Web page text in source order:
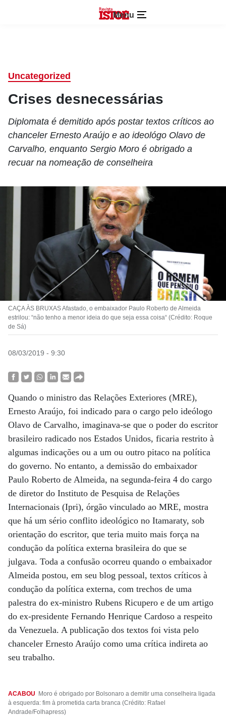
Menu
Uncategorized
Crises desnecessárias
Diplomata é demitido após postar textos críticos ao
chanceler Ernesto Araújo e ao ideológo Olavo de
Carvalho, enquanto Sergio Moro é obrigado a
recuar na nomeação de conselheira
CAÇA ÀS BRUXAS Afastado, o embaixador Paulo Roberto de Almeida
estrilou: “não tenho a menor ideia do que seja essa coisa“ (Crédito: Roque
de Sá)
08/03/2019 - 9:30
Quando o ministro das Relações Exteriores (MRE),
Ernesto Araújo, foi indicado para o cargo pelo ideólogo
Olavo de Carvalho, imaginava-se que o poder do escritor
brasileiro radicado nos Estados Unidos, ficaria restrito à
algumas indicações ou a um ou outro pitaco na política
do governo. No entanto, a demissão do embaixador
Paulo Roberto de Almeida, na segunda-feira 4 do cargo
de diretor do Instituto de Pesquisa de Relações
Internacionais (Ipri), órgão vinculado ao MRE, mostra
que há um sério conflito ideológico no Itamaraty, sob
orientação do escritor, que teria muito mais força na
condução da política externa brasileira do que se
julgava. Toda a confusão ocorreu quando o embaixador
Almeida postou, em seu blog pessoal, textos críticos à
condução da política externa, com trechos de uma
palestra do ex-ministro Rubens Ricupero e de um artigo
do ex-presidente Fernando Henrique Cardoso a respeito
da Venezuela. A publicação dos textos foi vista pelo
chanceler Ernesto Araújo como uma crítica indireta ao
seu trabalho.
ACABOU
Moro é obrigado por Bolsonaro a demitir uma conselheira ligada
à esquerda: fim à prometida carta branca (Crédito: Rafael
Andrade/Folhapress)